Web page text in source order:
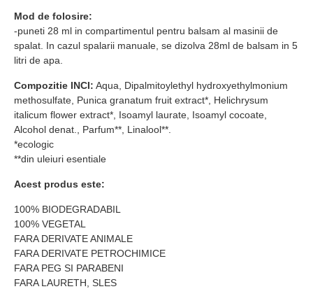
Mod de folosire:
-puneti 28 ml in compartimentul pentru balsam al masinii de
spalat. In cazul spalarii manuale, se dizolva 28ml de balsam in 5
litri de apa.
Compozitie INCI: Aqua, Dipalmitoylethyl hydroxyethylmonium
methosulfate, Punica granatum fruit extract*, Helichrysum
italicum flower extract*, Isoamyl laurate, Isoamyl cocoate,
Alcohol denat., Parfum**, Linalool**.
*ecologic
**din uleiuri esentiale
Acest produs este:
100% BIODEGRADABIL
100% VEGETAL
FARA DERIVATE ANIMALE
FARA DERIVATE PETROCHIMICE
FARA PEG SI PARABENI
FARA LAURETH, SLES